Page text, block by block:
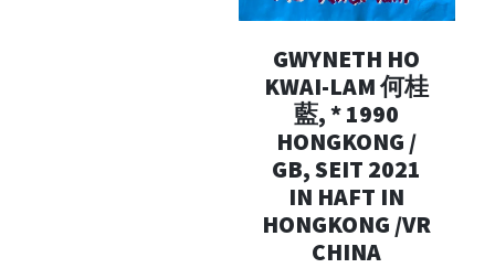
GWYNETH HO
KWAI-LAM 何桂
藍, * 1990
HONGKONG /
GB, SEIT 2021
IN HAFT IN
HONGKONG /VR
CHINA